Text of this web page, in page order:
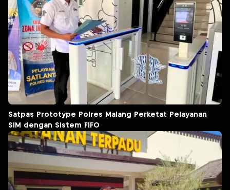
Satpas Prototype Polres Malang Perketat Pelayanan
SIM dengan Sistem FIFO